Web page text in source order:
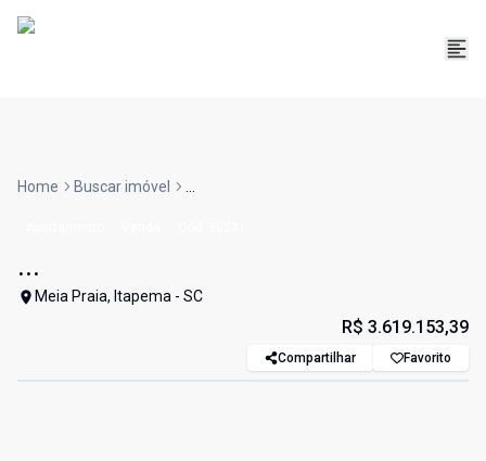
Home Buscar imóvel ...
...
Meia Praia, Itapema - SC
R$ 3.619.153,39
Compartilhar Favorito